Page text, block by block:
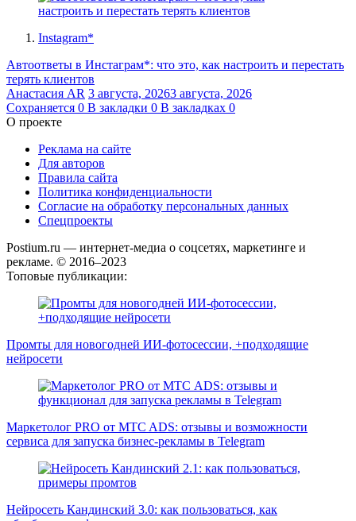
Instagram*
Автоответы в Инстаграм*: что это, как настроить и перестать
терять клиентов
Анастасия AR 3 августа, 20263 августа, 2026
Сохраняется 0 В закладки 0 В закладках 0
О проекте
Реклама на сайте
Для авторов
Правила сайта
Политика конфиденциальности
Согласие на обработку персональных данных
Спецпроекты
Postium.ru — интернет-медиа о соцсетях, маркетинге и
рекламе. © 2016–2023
Топовые публикации:
Промты для новогодней ИИ-фотосессии, +подходящие
нейросети
Маркетолог PRO от MTC ADS: отзывы и возможности
сервиса для запуска бизнес-рекламы в Telegram
Нейросеть Кандинский 3.0: как пользоваться, как